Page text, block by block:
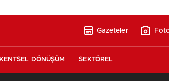
Gazeteler
KENTSEL DÖNÜŞÜM SEKTÖREL